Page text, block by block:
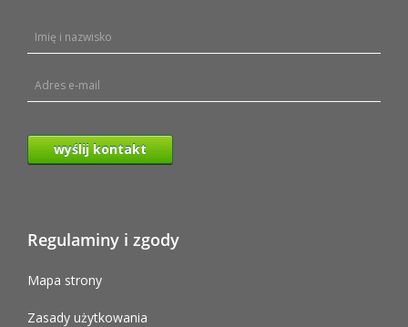
wyślij kontakt
Regulaminy i zgody
Mapa strony
Zasady użytkowania